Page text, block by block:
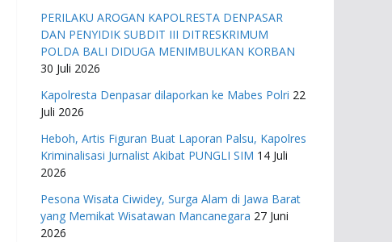
PERILAKU AROGAN KAPOLRESTA DENPASAR
DAN PENYIDIK SUBDIT III DITRESKRIMUM
POLDA BALI DIDUGA MENIMBULKAN KORBAN
30 Juli 2026
Kapolresta Denpasar dilaporkan ke Mabes Polri 22
Juli 2026
Heboh, Artis Figuran Buat Laporan Palsu, Kapolres
Kriminalisasi Jurnalist Akibat PUNGLI SIM 14 Juli
2026
Pesona Wisata Ciwidey, Surga Alam di Jawa Barat
yang Memikat Wisatawan Mancanegara 27 Juni
2026